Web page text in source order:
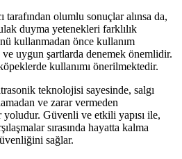
tarafından olumlu sonuçlar alınsa da,
duyma yetenekleri farklılık
kullanmadan önce kullanım
uygun şartlarda denemek önemlidir.
kullanımı önerilmektedir.
teknolojisi sayesinde, salgı
ve zarar vermeden
yoludur. Güvenli ve etkili yapısı ile,
sırasında hayatta kalma
sağlar.